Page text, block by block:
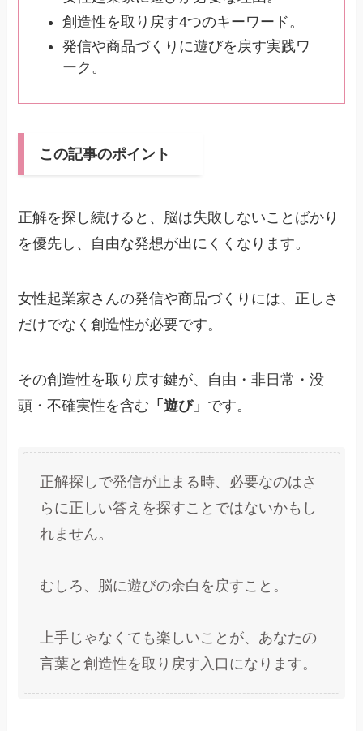
創造性を取り戻す4つのキーワード。
発信や商品づくりに遊びを戻す実践ワ
ーク。
この記事のポイント
正解を探し続けると、脳は失敗しないことばかり
を優先し、自由な発想が出にくくなります。
女性起業家さんの発信や商品づくりには、正しさ
だけでなく創造性が必要です。
その創造性を取り戻す鍵が、自由・非日常・没
頭・不確実性を含む 「遊び」 です。
正解探しで発信が止まる時、必要なのはさ
らに正しい答えを探すことではないかもし
れません。
むしろ、脳に遊びの余白を戻すこと。
上手じゃなくても楽しいことが、あなたの
言葉と創造性を取り戻す入口になります。